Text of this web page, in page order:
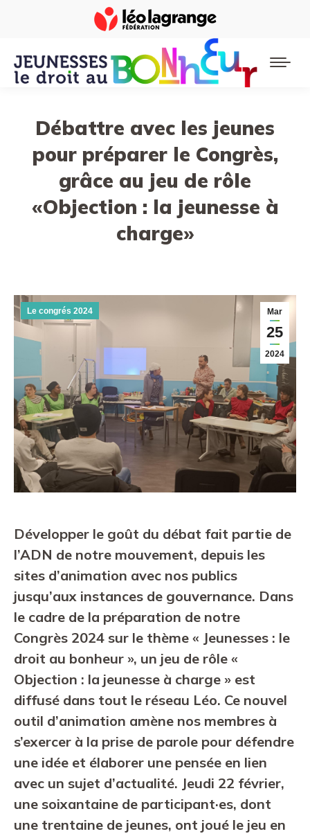
Débattre avec les jeunes
pour préparer le Congrès,
grâce au jeu de rôle
«Objection : la jeunesse à
charge»
Mar
25
2024
Le congrés 2024
Développer le goût du débat fait partie de
l’ADN de notre mouvement, depuis les
sites d’animation avec nos publics
jusqu’aux instances de gouvernance. Dans
le cadre de la préparation de notre
Congrès 2024 sur le thème « Jeunesses : le
droit au bonheur », un jeu de rôle «
Objection : la jeunesse à charge » est
diffusé dans tout le réseau Léo. Ce nouvel
outil d’animation amène nos membres à
s’exercer à la prise de parole pour défendre
une idée et élaborer une pensée en lien
avec un sujet d’actualité. Jeudi 22 février,
une soixantaine de participant·es, dont
une trentaine de jeunes, ont joué le jeu en